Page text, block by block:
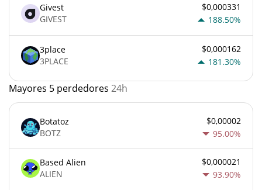
Givest
GIVEST
$0,000331
188.50%
3place
3PLACE
$0,000162
181.30%
Mayores 5 perdedores 24h
Botatoz
BOTZ
$0,00002
95.00%
Based Alien
ALIEN
$0,000021
93.90%